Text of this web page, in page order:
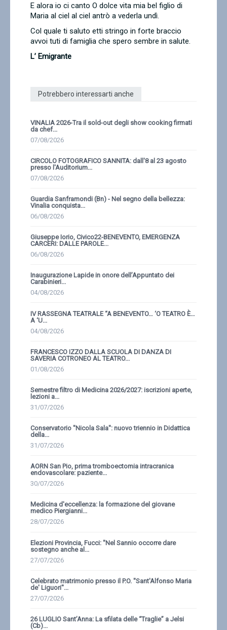
E alora io ci canto O dolce vita mia bel figlio di
Maria al ciel al ciel antrò a vederla undì.
Col quale ti saluto etti stringo in forte braccio
avvoi tuti di famiglia che spero sembre in salute.
L’ Emigrante
Potrebbero interessarti anche
VINALIA 2026-Tra il sold-out degli show cooking firmati
da chef...
07/08/2026
CIRCOLO FOTOGRAFICO SANNITA: dall'8 al 23 agosto
presso l'Auditorium...
07/08/2026
Guardia Sanframondi (Bn) - Nel segno della bellezza:
Vinalia conquista...
06/08/2026
Giuseppe Iorio, Civico22-BENEVENTO, EMERGENZA
CARCERI: DALLE PAROLE...
06/08/2026
Inaugurazione Lapide in onore dell’Appuntato dei
Carabinieri...
04/08/2026
IV RASSEGNA TEATRALE “A BENEVENTO… ‘O TEATRO È…
A ‘U...
04/08/2026
FRANCESCO IZZO DALLA SCUOLA DI DANZA DI
SAVERIA COTRONEO AL TEATRO...
01/08/2026
Semestre filtro di Medicina 2026/2027: iscrizioni aperte,
lezioni a...
31/07/2026
Conservatorio ''Nicola Sala'': nuovo triennio in Didattica
della...
31/07/2026
AORN San Pio, prima tromboectomia intracranica
endovascolare: paziente...
30/07/2026
Medicina d'eccellenza: la formazione del giovane
medico Piergianni...
28/07/2026
Elezioni Provincia, Fucci: ''Nel Sannio occorre dare
sostegno anche al...
27/07/2026
Celebrato matrimonio presso il P.O. ''Sant'Alfonso Maria
de' Liguori''...
27/07/2026
26 LUGLIO Sant’Anna: La sfilata delle “Traglie” a Jelsi
(Cb)...